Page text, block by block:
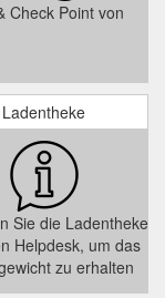
Check Point von
Ladentheke
Sie die Ladentheke
Helpdesk, um das
zu erhalten